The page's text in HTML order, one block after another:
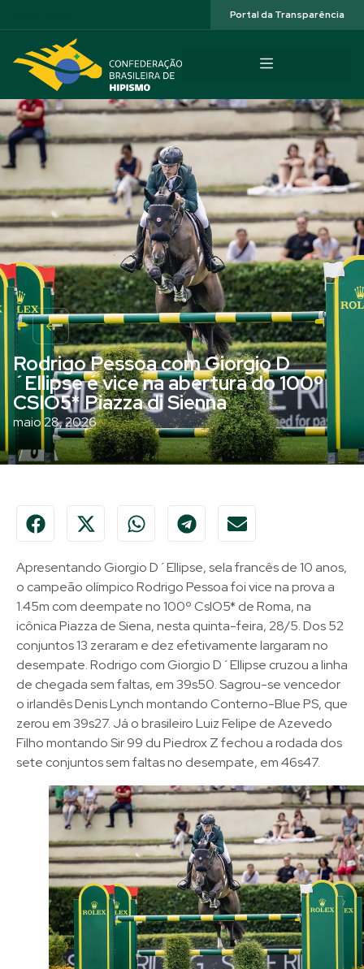
Portal da Transparência
Rodrigo Pessoa com Giorgio D
´Ellipse é vice na abertura do 100º
CSIO5* Piazza di Sienna
maio 28, 2026
Apresentando Giorgio D´Ellipse, sela francês de 10 anos,
o campeão olímpico Rodrigo Pessoa foi vice na prova a
1.45m com deempate no 100º CsIO5* de Roma, na
icônica Piazza de Siena, nesta quinta-feira, 28/5. Dos 52
conjuntos 13 zeraram e dez efetivamente largaram no
desempate. Rodrigo com Giorgio D´Ellipse cruzou a linha
de chegada sem faltas, em 39s50. Sagrou-se vencedor
o irlandês Denis Lynch montando Conterno-Blue PS, que
zerou em 39s27. Já o brasileiro Luiz Felipe de Azevedo
Filho montando Sir 99 du Piedrox Z fechou a rodada dos
sete conjuntos sem faltas no desempate, em 46s47.